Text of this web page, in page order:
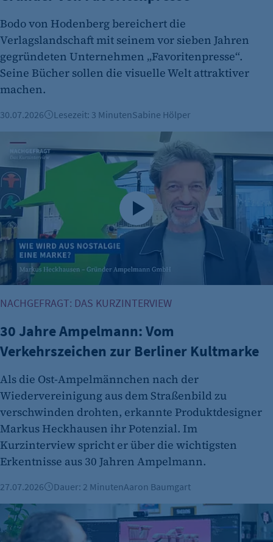
cookie_consent
Zweck:
Dieser Cookie speichert die ausgewählten
Einverständnis-Optionen des Benutzers
1 Jahr
etracker Analytics
Name:
et_oi_v2
Anbieter:
Zweck:
Cookie Erkennung
Cookie Laufzeit:
2 Jahre
etracker Analytics
Name:
et_allow_cookies
etracker GmbH
Zweck:
Es erlaubt eTracker Cookies zu setzen.
Bodo von Hodenberg bereichert die
Verlagslandschaft mit seinem vor sieben Jahren
gegründeten Unternehmen „Favoritenpresse“.
Seine Bücher sollen die visuelle Welt attraktiver
machen.
30.07.2026 Lesezeit: 3 MinutenSabine Hölper
30 Jahre Ampelmann: Vom Verkehrszeichen zur Berliner
NACHGEFRAGT: DAS KURZINTERVIEW
30 Jahre Ampelmann: Vom
Verkehrszeichen zur Berliner Kultmarke
Als die Ost-Ampelmännchen nach der
Wiedervereinigung aus dem Straßenbild zu
verschwinden drohten, erkannte Produktdesigner
Markus Heckhausen ihr Potenzial. Im
Kurzinterview spricht er über die wichtigsten
Erkentnisse aus 30 Jahren Ampelmann.
27.07.2026 Dauer: 2 MinutenAaron Baumgart
Vorgestellt: Tim Waleschkowski, Framekollektiv